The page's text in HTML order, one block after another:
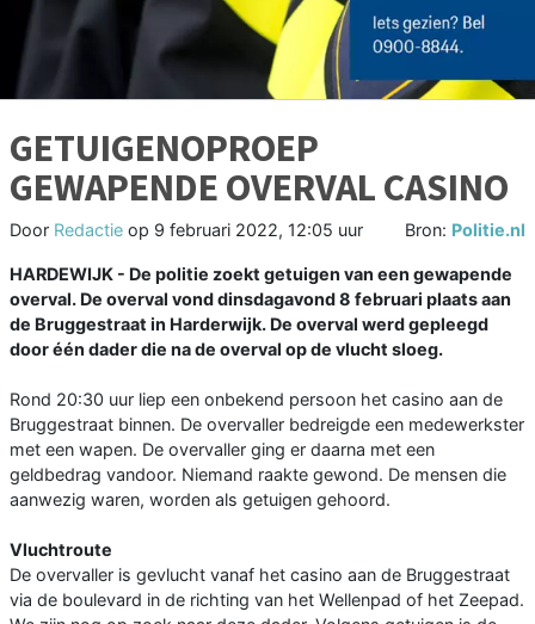
GETUIGENOPROEP
GEWAPENDE OVERVAL CASINO
Door Redactie op 9 februari 2022, 12:05 uur Bron: Politie.nl
HARDEWIJK - De politie zoekt getuigen van een gewapende
overval. De overval vond dinsdagavond 8 februari plaats aan
de Bruggestraat in Harderwijk. De overval werd gepleegd
door één dader die na de overval op de vlucht sloeg.
Rond 20:30 uur liep een onbekend persoon het casino aan de
Bruggestraat binnen. De overvaller bedreigde een medewerkster
met een wapen. De overvaller ging er daarna met een
geldbedrag vandoor. Niemand raakte gewond. De mensen die
aanwezig waren, worden als getuigen gehoord.
Vluchtroute
De overvaller is gevlucht vanaf het casino aan de Bruggestraat
via de boulevard in de richting van het Wellenpad of het Zeepad.